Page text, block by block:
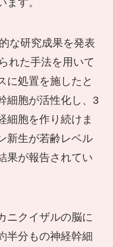
な研究成果を発表
れた手法を用いて
に処置を施したと
細胞が活性化し、3
細胞を作り続けま
新生が若齢レベル
果が報告されてい
ニクイザルの脳に
半分もの神経幹細